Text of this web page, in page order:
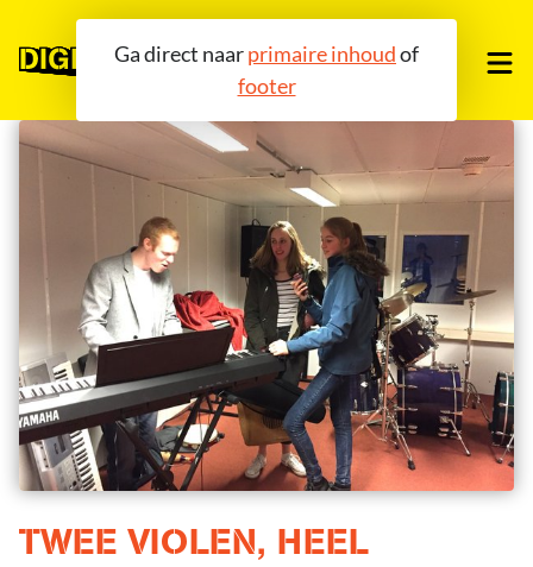
Ga direct naarprimaire inhoudof
footer
OVER ONS
TOOLS
COMMUNITY
AGENDA
BLOG
TWEE VIOLEN, HEEL